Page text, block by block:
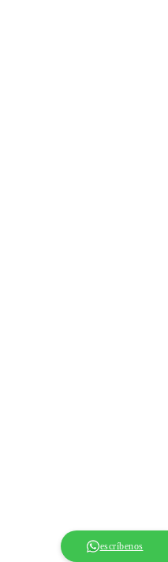
escríbenos